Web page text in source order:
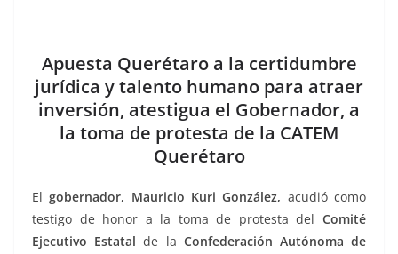
e
b
o
o
er l s
A
p
p
y
Li
n
k
gr
a
m
e
Apuesta Querétaro a la certidumbre
jurídica y talento humano para atraer
inversión, atestigua el Gobernador, a
la toma de protesta de la CATEM
Querétaro
Elgobernador, Mauricio Kuri González, acudió como
testigo de honor a la toma de protesta del Comité
Ejecutivo Estatal de la Confederación Autónoma de